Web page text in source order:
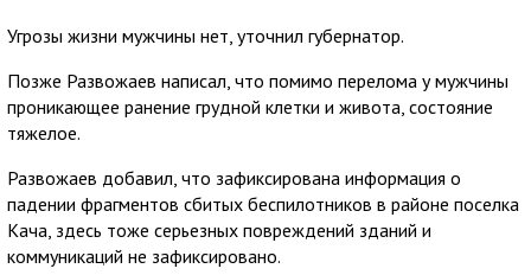
Угрозы жизни мужчины нет, уточнил губернатор.
Позже Развожаев написал, что помимо перелома у мужчины
проникающее ранение грудной клетки и живота, состояние
тяжелое.
Развожаев добавил, что зафиксирована информация о
падении фрагментов сбитых беспилотников в районе поселка
Кача, здесь тоже серьезных повреждений зданий и
коммуникаций не зафиксировано.